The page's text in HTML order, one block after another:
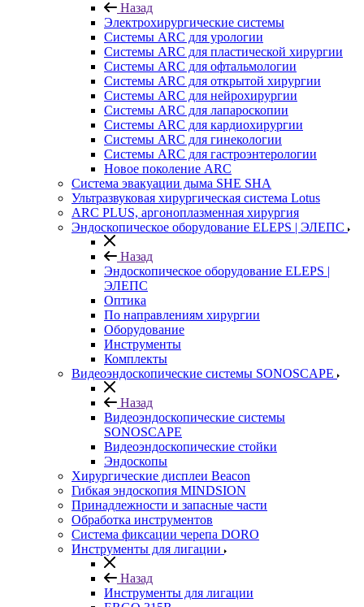
Назад
Электрохирургические системы
Системы ARC для урологии
Системы ARC для пластической хирургии
Системы ARC для офтальмологии
Системы ARC для открытой хирургии
Системы ARC для нейрохирургии
Системы ARC для лапароскопии
Системы ARC для кардиохирургии
Системы ARC для гинекологии
Системы ARC для гастроэнтерологии
Новое поколение ARC
Система эвакуации дыма SHE SHA
Ультразвуковая хирургическая система Lotus
ARC PLUS, аргоноплазменная хирургия
Эндоскопическое оборудование ELEPS | ЭЛЕПС
Назад
Эндоскопическое оборудование ELEPS |
ЭЛЕПС
Оптика
По направлениям хирургии
Оборудование
Инструменты
Комплекты
Видеоэндоскопические системы SONOSCAPE
Назад
Видеоэндоскопические системы
SONOSCAPE
Видеоэндоскопические стойки
Эндоскопы
Хирургические дисплеи Beacon
Гибкая эндоскопия MINDSION
Принадлежности и запасные части
Обработка инструментов
Система фиксации черепа DORO
Инструменты для лигации
Назад
Инструменты для лигации